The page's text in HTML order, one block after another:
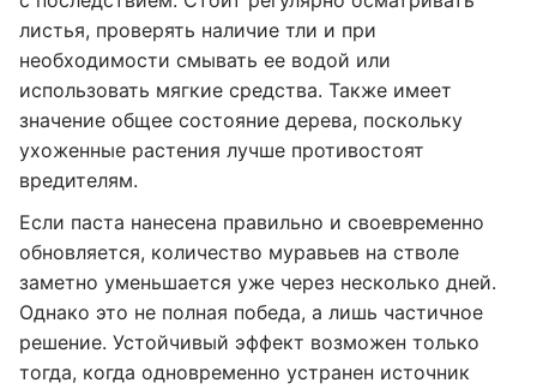
листья, проверять наличие тли и при
необходимости смывать ее водой или
использовать мягкие средства. Также имеет
значение общее состояние дерева, поскольку
ухоженные растения лучше противостоят
вредителям.
Если паста нанесена правильно и своевременно
обновляется, количество муравьев на стволе
заметно уменьшается уже через несколько дней.
Однако это не полная победа, а лишь частичное
решение. Устойчивый эффект возможен только
тогда, когда одновременно устранен источник